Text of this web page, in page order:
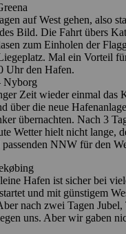
auf West gehen, also
Bild. Die Fahrt übers
zum Einholen der
Mal ein Vorteil
Uhr den Hafen.
Nyborg
Zeit wieder einmal das
über die neue
übernachten. Nach 3
Wetter hielt nicht lange,
NNW für den
Hafen ist sicher bei
und mit günstigem
nach zwei Tagen
uns. Aber wir gaben